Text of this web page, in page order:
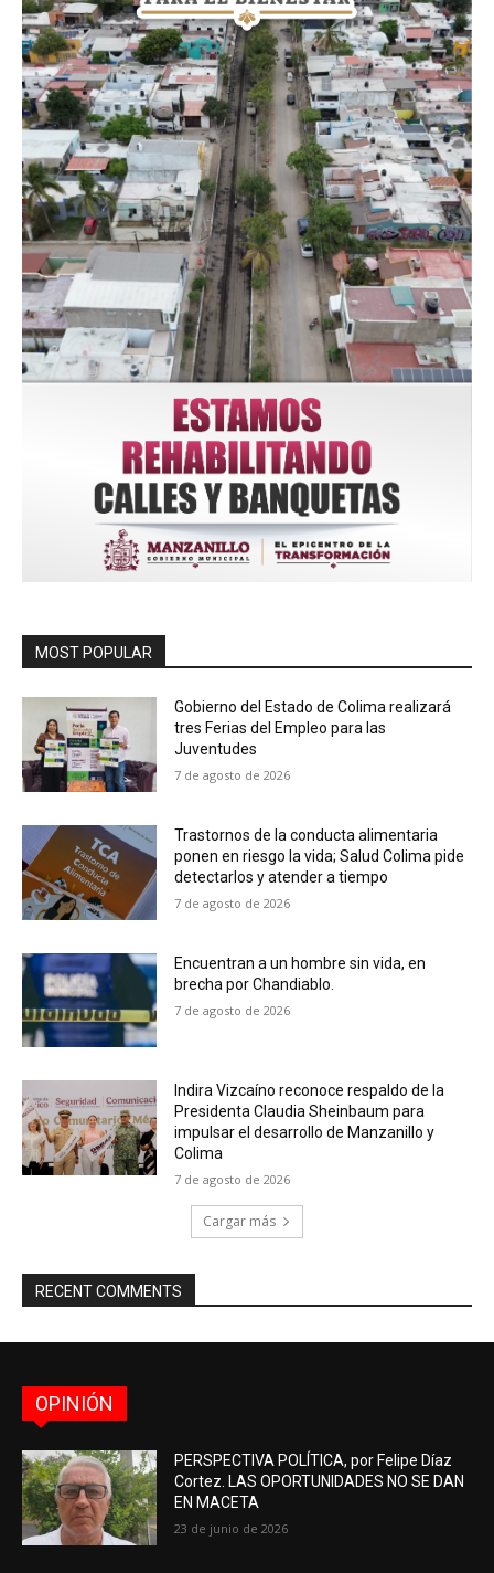
MOST POPULAR
Gobierno del Estado de Colima realizará
tres Ferias del Empleo para las
Juventudes
7 de agosto de 2026
Trastornos de la conducta alimentaria
ponen en riesgo la vida; Salud Colima pide
detectarlos y atender a tiempo
7 de agosto de 2026
Encuentran a un hombre sin vida, en
brecha por Chandiablo.
7 de agosto de 2026
Indira Vizcaíno reconoce respaldo de la
Presidenta Claudia Sheinbaum para
impulsar el desarrollo de Manzanillo y
Colima
7 de agosto de 2026
Cargar más
RECENT COMMENTS
OPINIÓN
PERSPECTIVA POLÍTICA, por Felipe Díaz
Cortez. LAS OPORTUNIDADES NO SE DAN
EN MACETA
23 de junio de 2026